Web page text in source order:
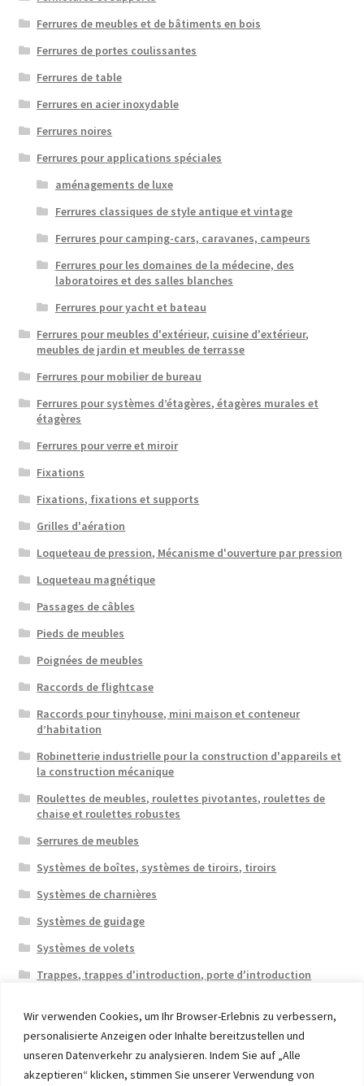
Wir verwenden Cookies, um Ihr Browser-Erlebnis zu verbessern,
personalisierte Anzeigen oder Inhalte bereitzustellen und
unseren Datenverkehr zu analysieren. Indem Sie auf „Alle
akzeptieren“ klicken, stimmen Sie unserer Verwendung von
Ferrures de meubles et de bâtiments en bois
Ferrures de portes coulissantes
Ferrures de table
Ferrures en acier inoxydable
Ferrures noires
Ferrures pour applications spéciales
aménagements de luxe
Ferrures classiques de style antique et vintage
Ferrures pour camping-cars, caravanes, campeurs
Ferrures pour les domaines de la médecine, des
laboratoires et des salles blanches
Ferrures pour yacht et bateau
Ferrures pour meubles d'extérieur, cuisine d'extérieur,
meubles de jardin et meubles de terrasse
Ferrures pour mobilier de bureau
Ferrures pour systèmes d’étagères, étagères murales et
étagères
Ferrures pour verre et miroir
Fixations
Fixations, fixations et supports
Grilles d'aération
Loqueteau de pression, Mécanisme d'ouverture par pression
Loqueteau magnétique
Passages de câbles
Pieds de meubles
Poignées de meubles
Raccords de flightcase
Raccords pour tinyhouse, mini maison et conteneur
d’habitation
Robinetterie industrielle pour la construction d'appareils et
la construction mécanique
Roulettes de meubles, roulettes pivotantes, roulettes de
chaise et roulettes robustes
Serrures de meubles
Systèmes de boîtes, systèmes de tiroirs, tiroirs
Systèmes de charnières
Systèmes de guidage
Systèmes de volets
Trappes, trappes d'introduction, porte d'introduction